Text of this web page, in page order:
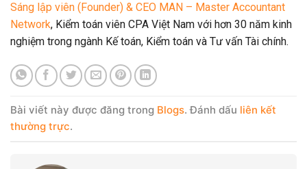
Sáng lập viên (Founder) & CEO MAN – Master Accountant
Network, Kiểm toán viên CPA Việt Nam với hơn 30 năm kinh
nghiệm trong ngành Kế toán, Kiểm toán và Tư vấn Tài chính.
Bài viết này được đăng trong Blogs. Đánh dấu liên kết
thường trực.